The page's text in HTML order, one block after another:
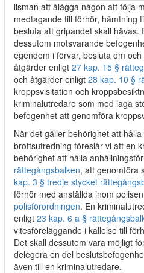
lisman att ålägga någon att följa
medtagande till förhör, hämtning
besluta att gripandet skall hävas.
dessutom motsvarande
egendom i förvar, besluta om
åtgärder enligt 27 kap. 15 §
och åtgärder enligt 28 kap. 10 §
kroppsvisitation och
kriminalutredare som med laga
befogenhet att genomföra
När det gäller behörighet att
brottsutredning föreslår vi att en
behörighet att hålla
rättegångsbalken, att genomföra
kap. 3 § tredje stycket
förhör med anställda inom
polisförordningen. En
enligt 23 kap. 6 a §
vitesföreläggande i kallelse till
Det skall dessutom vara möjligt
delegera en del
även till en kriminalutredare.